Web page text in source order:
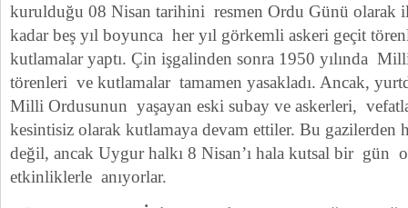
kurulduğu 08 Nisan tarihini resmen Ordu Günü olarak
kadar beş yıl boyunca her yıl görkemli askeri geçit
kutlamalar yaptı. Çin işgalinden sonra 1950 yılında
törenleri ve kutlamalar tamamen yasakladı. Ancak,
Milli Ordusunun yaşayan eski subay ve askerleri,
kesintisiz olarak kutlamaya devam ettiler. Bu gazilerden
değil, ancak Uygur halkı 8 Nisan’ı hala kutsal bir gün
etkinliklerle anıyorlar.